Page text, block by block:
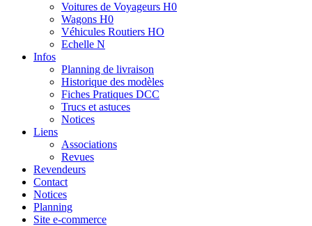
Voitures de Voyageurs H0
Wagons H0
Véhicules Routiers HO
Echelle N
Infos
Planning de livraison
Historique des modèles
Fiches Pratiques DCC
Trucs et astuces
Notices
Liens
Associations
Revues
Revendeurs
Contact
Notices
Planning
Site e-commerce